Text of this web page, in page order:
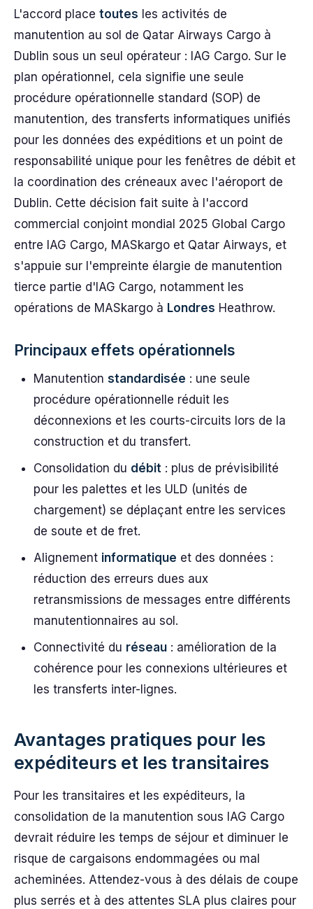
L'accord place toutes les activités de
manutention au sol de Qatar Airways Cargo à
Dublin sous un seul opérateur : IAG Cargo. Sur le
plan opérationnel, cela signifie une seule
procédure opérationnelle standard (SOP) de
manutention, des transferts informatiques unifiés
pour les données des expéditions et un point de
responsabilité unique pour les fenêtres de débit et
la coordination des créneaux avec l'aéroport de
Dublin. Cette décision fait suite à l'accord
commercial conjoint mondial 2025 Global Cargo
entre IAG Cargo, MASkargo et Qatar Airways, et
s'appuie sur l'empreinte élargie de manutention
tierce partie d'IAG Cargo, notamment les
opérations de MASkargo à Londres Heathrow.
Principaux effets opérationnels
Manutention standardisée : une seule
procédure opérationnelle réduit les
déconnexions et les courts-circuits lors de la
construction et du transfert.
Consolidation du débit : plus de prévisibilité
pour les palettes et les ULD (unités de
chargement) se déplaçant entre les services
de soute et de fret.
Alignement informatique et des données :
réduction des erreurs dues aux
retransmissions de messages entre différents
manutentionnaires au sol.
Connectivité du réseau : amélioration de la
cohérence pour les connexions ultérieures et
les transferts inter-lignes.
Avantages pratiques pour les
expéditeurs et les transitaires
Pour les transitaires et les expéditeurs, la
consolidation de la manutention sous IAG Cargo
devrait réduire les temps de séjour et diminuer le
risque de cargaisons endommagées ou mal
acheminées. Attendez-vous à des délais de coupe
plus serrés et à des attentes SLA plus claires pour